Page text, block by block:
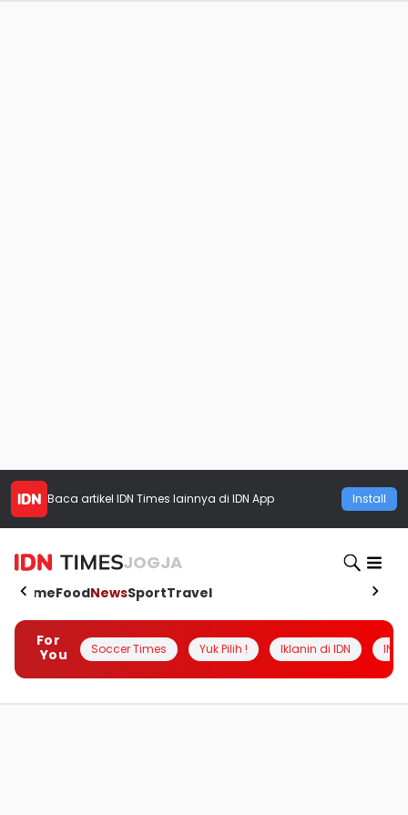
Baca artikel IDN Times lainnya di IDN App Install
JOGJA
HomeFoodNewsSportTravel
For
You
Soccer Times Yuk Pilih ! Iklanin di IDN